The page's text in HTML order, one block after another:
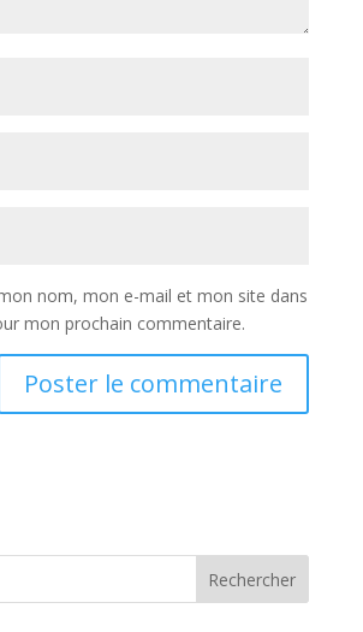
nom, mon e-mail et mon site dans
mon prochain commentaire.
Rechercher